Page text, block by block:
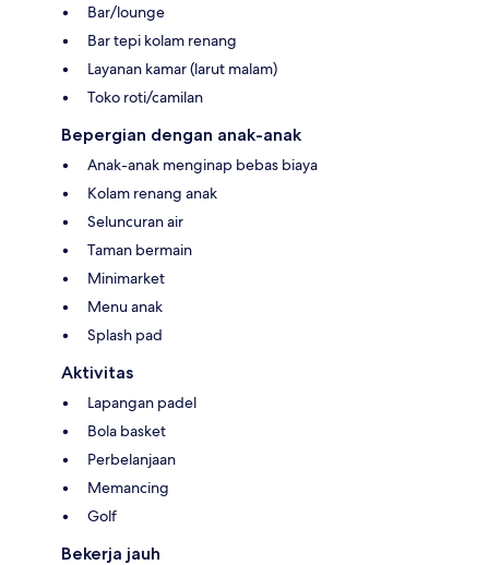
Bar/lounge
Bar tepi kolam renang
Layanan kamar (larut malam)
Toko roti/camilan
Bepergian dengan anak-anak
Anak-anak menginap bebas biaya
Kolam renang anak
Seluncuran air
Taman bermain
Minimarket
Menu anak
Splash pad
Aktivitas
Lapangan padel
Bola basket
Perbelanjaan
Memancing
Golf
Bekerja jauh